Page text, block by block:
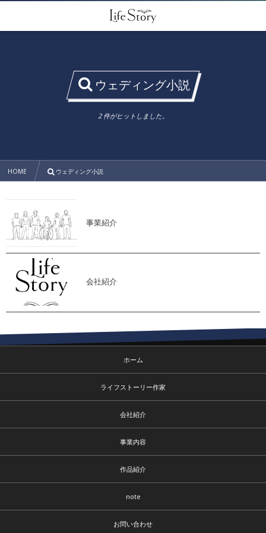
ウェディング小説
2 件がヒットしました。
HOME ウェディング小説
事業紹介
会社紹介
ホーム
ライフストーリー作家
会社紹介
事業内容
作品紹介
note
お問い合わせ